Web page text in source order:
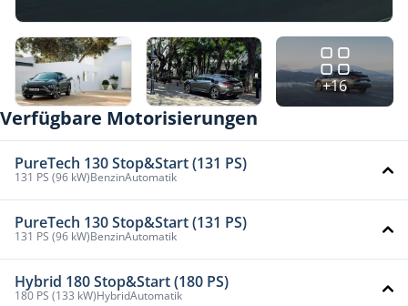
+16
Verfügbare Motorisierungen
PureTech 130 Stop&Start (131 PS)
131 PS (96 kW)BenzinAutomatik
PureTech 130 Stop&Start (131 PS)
131 PS (96 kW)BenzinAutomatik
Hybrid 180 Stop&Start (180 PS)
180 PS (133 kW)HybridAutomatik